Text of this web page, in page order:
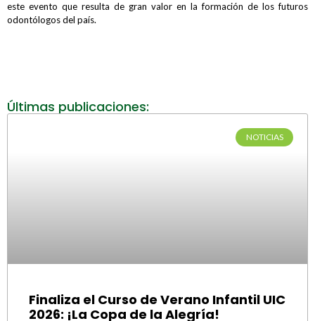
este evento que resulta de gran valor en la formación de los futuros
odontólogos del país.
Últimas publicaciones:
NOTICIAS
Finaliza el Curso de Verano Infantil UIC
2026: ¡La Copa de la Alegría!